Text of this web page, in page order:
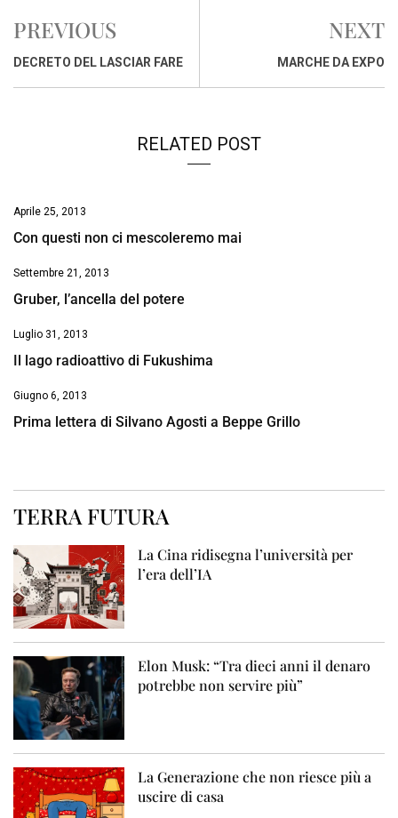
b
o
s
A
d
d
PREVIOUS
DECRETO DEL LASCIAR FARE
NEXT
MARCHE DA EXPO
RELATED POST
Aprile 25, 2013
Con questi non ci mescoleremo mai
Settembre 21, 2013
Gruber, l’ancella del potere
Luglio 31, 2013
Il lago radioattivo di Fukushima
Giugno 6, 2013
Prima lettera di Silvano Agosti a Beppe Grillo
TERRA FUTURA
La Cina ridisegna l’università per
l’era dell’IA
Elon Musk: “Tra dieci anni il denaro
potrebbe non servire più”
La Generazione che non riesce più a
uscire di casa